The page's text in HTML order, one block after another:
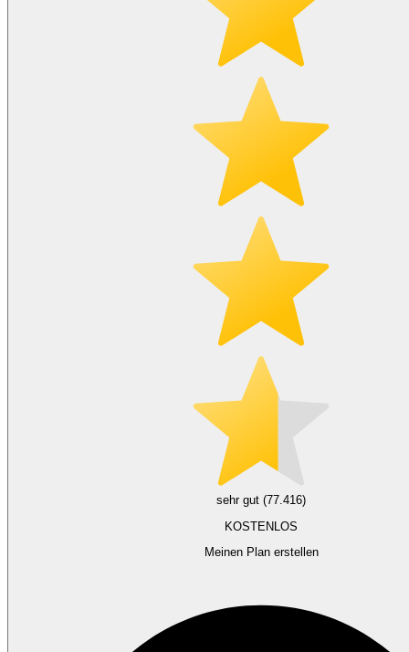
sehr gut (77.416)
KOSTENLOS
Meinen Plan erstellen